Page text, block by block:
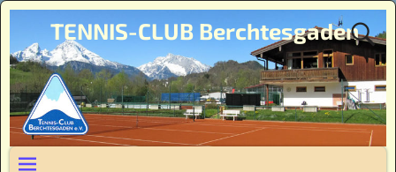
TENNIS-CLUB Berchtesgaden